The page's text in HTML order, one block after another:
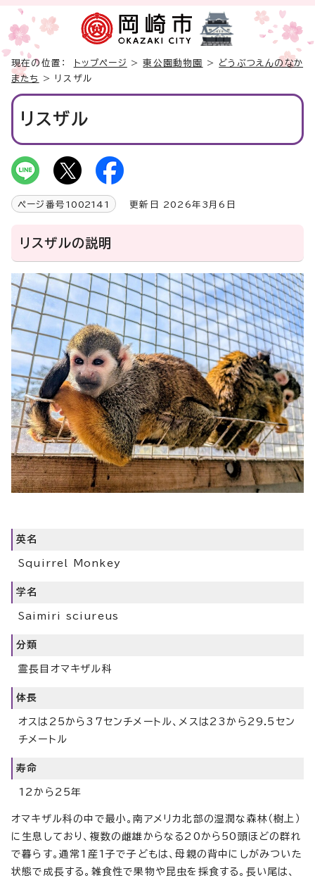
現在の位置： トップページ > 東公園動物園 > どうぶつえんのなか
またち
> リスザル
リスザル
ページ番号 1002141 更新日 2026年3月6日
リスザルの説明
英名
Squirrel Monkey
学名
Saimiri sciureus
分類
霊長目オマキザル科
体長
オスは25から37センチメートル、メスは23から29.5セン
チメートル
寿命
12から25年
オマキザル科の中で最小。南アメリカ北部の湿潤な森林（樹上）
に生息しており、複数の雌雄からなる20から50頭ほどの群れ
で暮らす。通常1産1子で子どもは、母親の背中にしがみついた
状態で成長する。雑食性で果物や昆虫を採食する。長い尾は、